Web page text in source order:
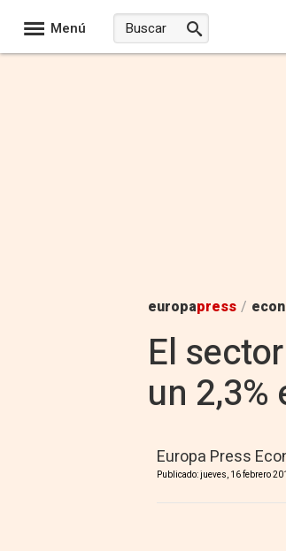
Menú
europapress /
El
un 2,3%
Europa Press
Publicado: jueves, 16 febrero